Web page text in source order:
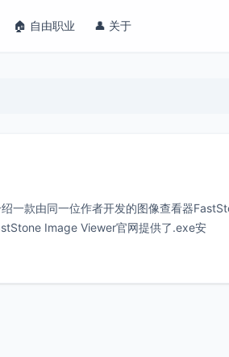
🏠 自由职业 👤 关于
一款由同一位作者开发的图像查看器
Image Viewer官网提供了.exe安